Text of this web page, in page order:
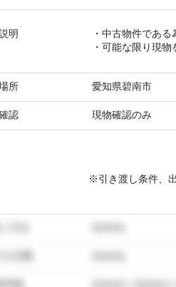
明
・中古物件であ
・可能な限り現
所 愛知県碧南市
認 現物確認のみ
※引き渡し条件、